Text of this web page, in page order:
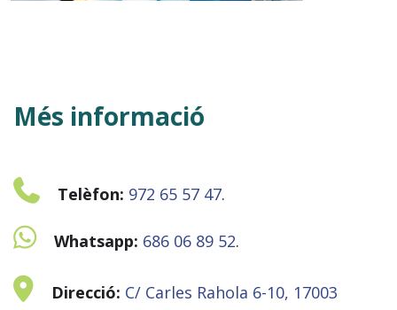
Més informació
Telèfon: 972 65 57 47.
Whatsapp: 686 06 89 52.
Direcció: C/ Carles Rahola 6-10, 17003